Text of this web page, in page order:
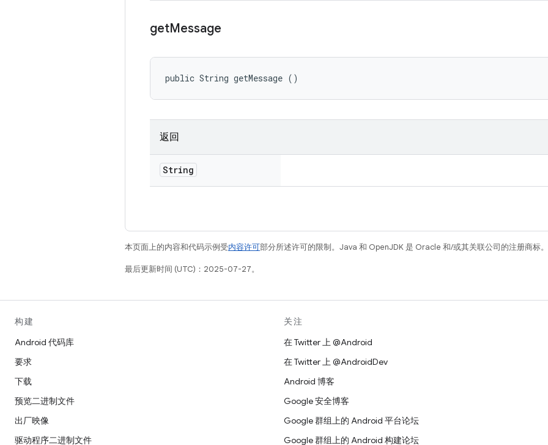
getMessage
public String getMessage ()
返回
String
本页面上的内容和代码示例受内容许可部分所述许可的限制。Java 和 OpenJDK 是 Oracle 和/或其关联公司的注册商标。
最后更新时间 (UTC)：2025-07-27。
构建
Android 代码库
要求
下载
预览二进制文件
出厂映像
驱动程序二进制文件
关注
在 Twitter 上 @Android
在 Twitter 上 @AndroidDev
Android 博客
Google 安全博客
Google 群组上的 Android 平台论坛
Google 群组上的 Android 构建论坛